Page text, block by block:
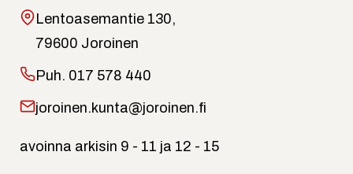
Lentoasemantie 130,
79600 Joroinen
Puh. 017 578 440
joroinen.kunta@joroinen.fi
avoinna arkisin 9 - 11 ja 12 - 15